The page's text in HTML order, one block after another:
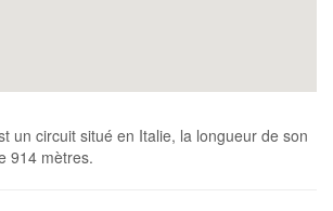
un circuit situé en Italie, la longueur de son
914 mètres.